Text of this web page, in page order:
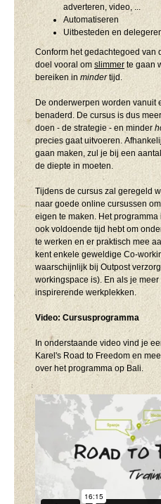
adverteren, video, ...
Automatiseren
Uitbesteden en
Conform het gedachtegoed van
doel vooral om slimmer te gaan
bereiken inmindertijd.
De onderwerpen worden vanuit
benaderd. De cursus is dus
doen - de strategie - en minder
precies gaat uitvoeren.
gaan maken, zul je bij een
de diepte in moeten.
Tijdens de cursus zal geregeld
naar goede online cursussen
eigen te maken. Het
ook voldoende tijd hebt om
te werken en er praktisch mee
kent enkele geweldige Co-
waarschijnlijk bij Outpost
workingspace is). En als je
inspirerende werkplekken.
Video: Cursusprogramma
In onderstaande video vind je
Karel's Road to Freedom en
over het programma op Bali.